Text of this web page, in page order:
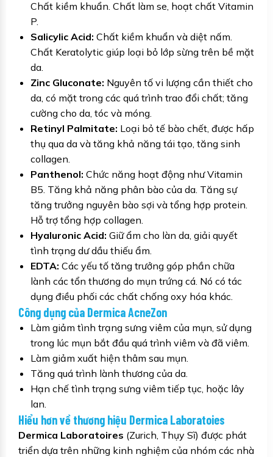
Chất kiềm khuẩn. Chất làm se, hoạt chất Vitamin
P.
Salicylic Acid: Chất kiềm khuẩn và diệt nấm.
Chất Keratolytic giúp loại bỏ lớp sừng trên bề mặt
da.
Zinc Gluconate: Nguyên tố vi lượng cần thiết cho
da, có mặt trong các quá trình trao đổi chất; tăng
cường cho da, tóc và móng.
Retinyl Palmitate: Loại bỏ tế bào chết, được hấp
thụ qua da và tăng khả năng tái tạo, tăng sinh
collagen.
Panthenol: Chức năng hoạt động như Vitamin
B5. Tăng khả năng phân bào của da. Tăng sự
tăng trưởng nguyên bào sợi và tổng hợp protein.
Hỗ trợ tổng hợp collagen.
Hyaluronic Acid: Giữ ẩm cho làn da, giải quyết
tình trạng dư dầu thiếu ẩm.
EDTA: Các yếu tố tăng trưởng góp phần chữa
lành các tổn thương do mụn trứng cá. Nó có tác
dụng điều phối các chất chống oxy hóa khác.
Công dụng của Dermica AcneZon
Làm giảm tình trạng sưng viêm của mụn, sử dụng
trong lúc mụn bắt đầu quá trình viêm và đã viêm.
Làm giảm xuất hiện thâm sau mụn.
Tăng quá trình lành thương của da.
Hạn chế tình trạng sưng viêm tiếp tục, hoặc lây
lan.
Hiểu hơn về thương hiệu Dermica Laboratoies
Dermica Laboratoires (Zurich, Thụy Sĩ) được phát
triển dựa trên những kinh nghiệm của nhóm các nhà